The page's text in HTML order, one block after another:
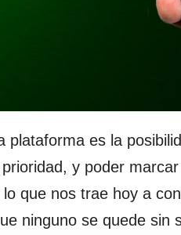
plataforma es la
y poder
que nos trae hoy a
ninguno se quede sin